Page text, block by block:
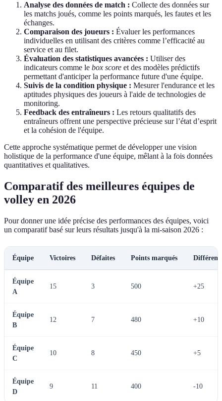
Analyse des données de match : Collecte des données sur
les matchs joués, comme les points marqués, les fautes et les
échanges.
Comparaison des joueurs : Évaluer les performances
individuelles en utilisant des critères comme l’efficacité au
service et au filet.
Évaluation des statistiques avancées : Utiliser des
indicateurs comme le box score et des modèles prédictifs
permettant d'anticiper la performance future d'une équipe.
Suivis de la condition physique : Mesurer l'endurance et les
aptitudes physiques des joueurs à l'aide de technologies de
monitoring.
Feedback des entraîneurs : Les retours qualitatifs des
entraîneurs offrent une perspective précieuse sur l’état d’esprit
et la cohésion de l'équipe.
Cette approche systématique permet de développer une vision
holistique de la performance d'une équipe, mêlant à la fois données
quantitatives et qualitatives.
Comparatif des meilleures équipes de
volley en 2026
Pour donner une idée précise des performances des équipes, voici
un comparatif basé sur leurs résultats jusqu'à la mi-saison 2026 :
Équipe Victoires Défaites Points marqués
Équipe
A
15 3 500 +25
Équipe
B
12 7 480 +10
Équipe
C
10 8 450 +5
Équipe
D
9 11 400 -10